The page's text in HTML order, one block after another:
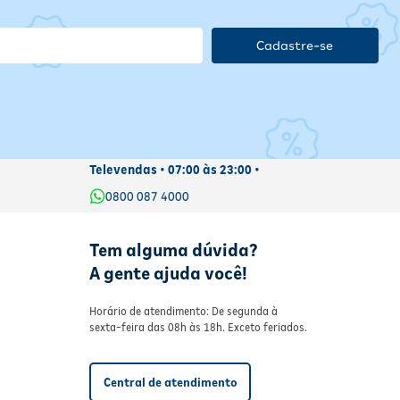
Cadastre-se
Televendas • 07:00 às 23:00 •
0800 087 4000
Tem alguma dúvida?
A gente ajuda você!
Horário de atendimento: De segunda à
sexta-feira das 08h às 18h. Exceto feriados.
Central de atendimento